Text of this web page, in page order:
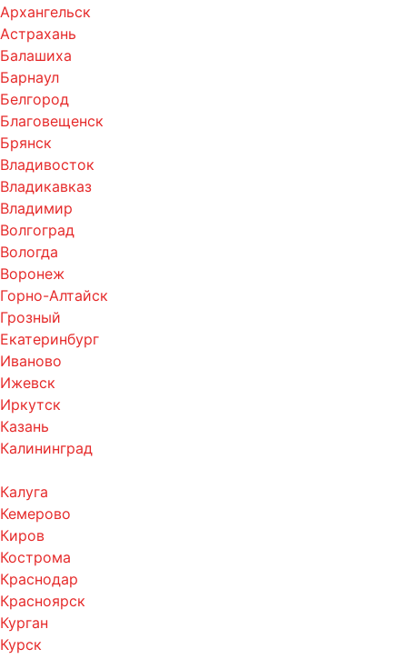
Архангельск
Астрахань
Балашиха
Барнаул
Белгород
Благовещенск
Брянск
Владивосток
Владикавказ
Владимир
Волгоград
Вологда
Воронеж
Горно-Алтайск
Грозный
Екатеринбург
Иваново
Ижевск
Иркутск
Казань
Калининград
Калуга
Кемерово
Киров
Кострома
Краснодар
Красноярск
Курган
Курск